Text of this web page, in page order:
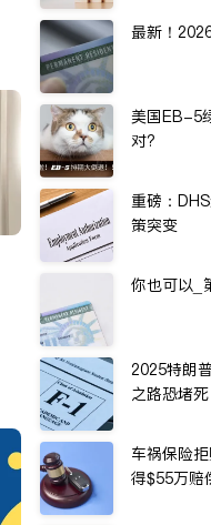
最新！
美国EB-5
对?
重磅：
策突变
你也可以_
2025特朗
之路恐堵
车祸保险
得$55万赔